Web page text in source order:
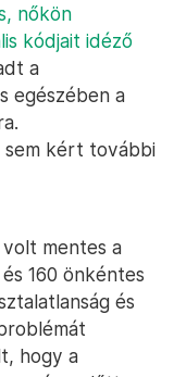
nőkön
kódjait idéző
a
egészében a
sem kért további
mentes a
160 önkéntes
és
hogy a